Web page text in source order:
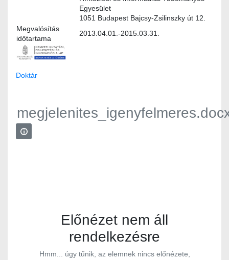
Egyesület
1051 Budapest Bajcsy-Zsilinszky út 12.
Megvalósítás
időtartama
2013.04.01.-2015.03.31.
Doktár
Előnézet nem áll
rendelkezésre
Hmm... úgy tűnik, az elemnek nincs előnézete,